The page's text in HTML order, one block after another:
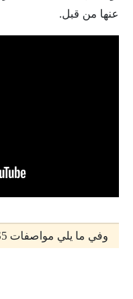
عنها من قبل.
وفي ما يلي مواصفات PS5 ،